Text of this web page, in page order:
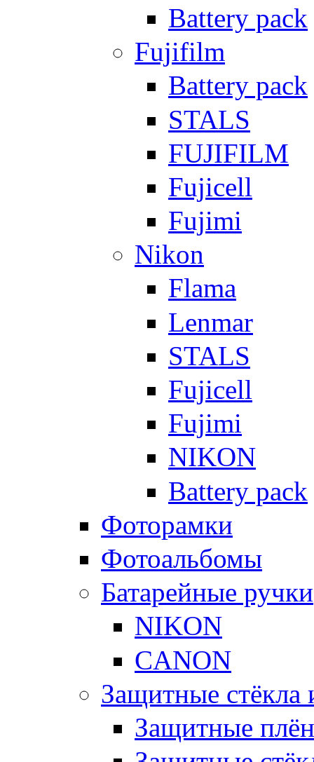
Battery pack
Fujifilm
Battery pack
STALS
FUJIFILM
Fujicell
Fujimi
Nikon
Flama
Lenmar
STALS
Fujicell
Fujimi
NIKON
Battery pack
Фоторамки
Фотоальбомы
Батарейные ручки
NIKON
CANON
Защитные стёкла
Защитные